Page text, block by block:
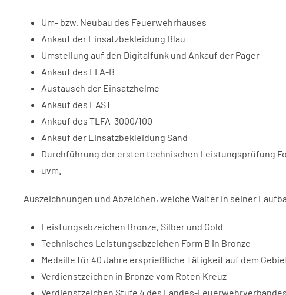
Um- bzw. Neubau des Feuerwehrhauses
Ankauf der Einsatzbekleidung Blau
Umstellung auf den Digitalfunk und Ankauf der Pager
Ankauf des LFA-B
Austausch der Einsatzhelme
Ankauf des LAST
Ankauf des TLFA-3000/100
Ankauf der Einsatzbekleidung Sand
Durchführung der ersten technischen Leistungsprüfung
uvm.
Auszeichnungen und Abzeichen, welche Walter in seiner
Leistungsabzeichen Bronze, Silber und Gold
Technisches Leistungsabzeichen Form B in Bronze
Medaille für 40 Jahre ersprießliche Tätigkeit auf dem
Verdienstzeichen in Bronze vom Roten Kreuz
Verdienstzeichen Stufe 4 des Landes-